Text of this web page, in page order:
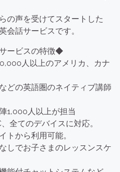
の声を受けてスタートした
会話サービスです。
ービスの特徴◆
人以上のアメリカ、カナ
どの英語圏のネイティブ講師
1,000人以上が担当
全てのデバイスに対応。
トから利用可能。
しでお子さまのレッスンスケ